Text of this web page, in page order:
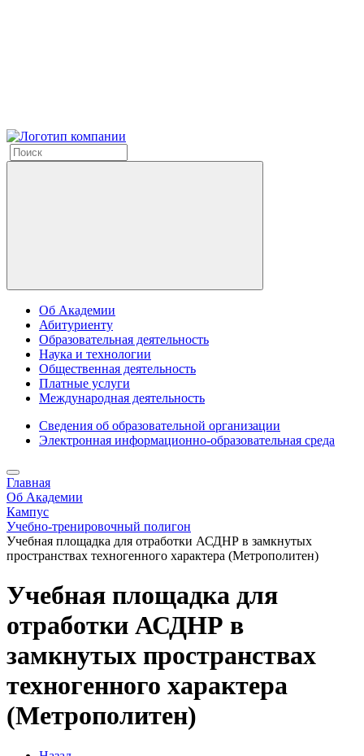
Об Академии
Абитуриенту
Образовательная деятельность
Наука и технологии
Общественная деятельность
Платные услуги
Международная деятельность
Сведения об образовательной организации
Электронная информационно-образовательная среда
Главная
Об Академии
Кампус
Учебно-тренировочный полигон
Учебная площадка для отработки АСДНР в замкнутых
пространствах техногенного характера (Метрополитен)
Учебная площадка для
отработки АСДНР в
замкнутых пространствах
техногенного характера
(Метрополитен)